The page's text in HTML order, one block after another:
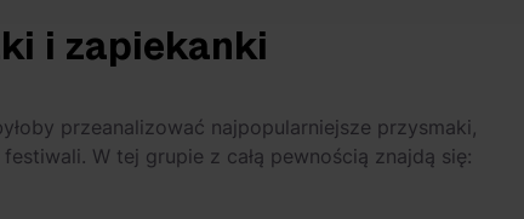
i zapiekanki
przeanalizować najpopularniejsze przysmaki,
W tej grupie z całą pewnością znajdą się: